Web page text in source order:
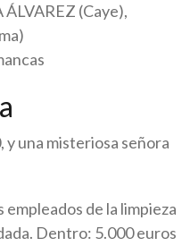
(Caye),
y una misteriosa señora
empleados de la limpieza
Dentro: 5.000 euros